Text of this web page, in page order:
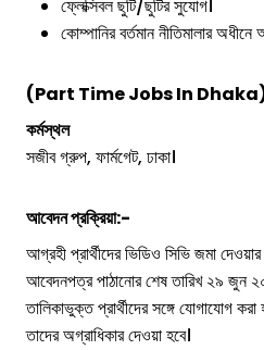
ফ্লেক্সিবল ছুটি/ছুটির সুযোগ।
কোম্পানির বর্তমান নীতিমালার অধীনে
(Part Time Jobs In Dhaka)
কর্মস্থল
সজীব গ্রুপ, ফার্মগেট, ঢাকা।
আবেদন প্রক্রিয়া:-
আগ্রহী প্রার্থীদের ভিডিও সিভি জমা
আবেদনপত্র পাঠানোর শেষ তারিখ ২৯ জুন
তালিকাভুক্ত প্রার্থীদের সঙ্গে যোগাযোগ
তাদের অগ্রাধিকার দেওয়া হবে।